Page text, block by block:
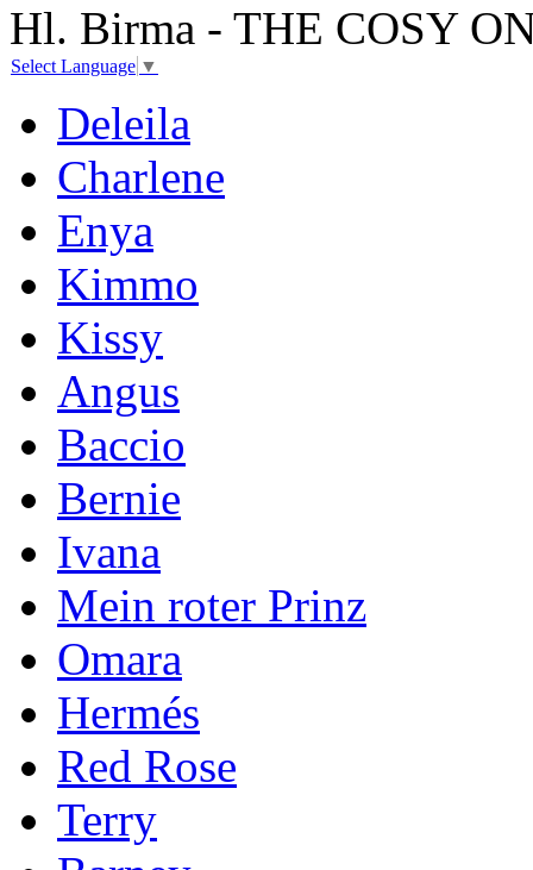
Hl. Birma - THE COSY
Select Language ▼
Deleila
Charlene
Enya
Kimmo
Kissy
Angus
Baccio
Bernie
Ivana
Mein roter Prinz
Omara
Hermés
Red Rose
Terry